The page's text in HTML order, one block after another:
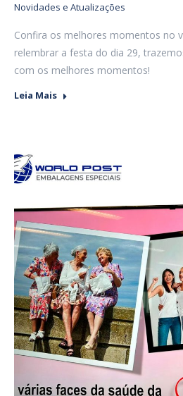
Novidades e Atualizações
Confira os melhores momentos no
relembrar a festa do dia 29,
com os melhores momentos!
Leia Mais